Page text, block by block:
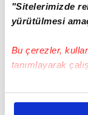
"Sitelerimizde
yürütülmesi
Bu çerezler,
tanımlayarak
Bu çerezlere izin